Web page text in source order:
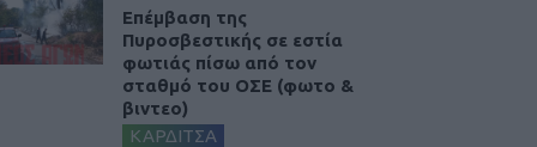
Επέμβαση της
Πυροσβεστικής σε εστία
φωτιάς πίσω από τον
σταθμό του ΟΣΕ (φωτο &
βιντεο)
ΚΑΡΔΙΤΣΑ